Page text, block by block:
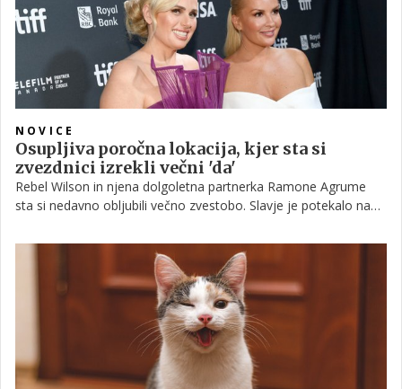
NOVICE
Osupljiva poročna lokacija, kjer sta si
zvezdnici izrekli večni 'da'
Rebel Wilson in njena dolgoletna partnerka Ramone Agrume
sta si nedavno obljubili večno zvestobo. Slavje je potekalo na
notranjost dihjemajočega hotela, ki sta ga nevesti izbrali za to